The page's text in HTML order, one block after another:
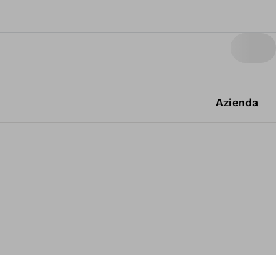
Azienda